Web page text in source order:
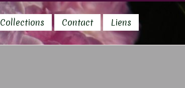
Collections Contact Liens